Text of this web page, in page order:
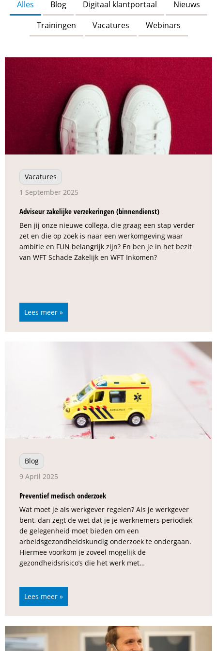
Alles Blog Digitaal klantportaal
Nieuws
Trainingen
Vacatures Webinars
Vacatures
1 September 2025
Adviseur zakelijke verzekeringen (binnendienst)
Ben jij onze nieuwe collega, die graag een stap verder
zet en die op zoek is naar een werkomgeving waar
ambitie en FUN belangrijk zijn? En ben je in het bezit
van WFT Schade Zakelijk en WFT Inkomen?
Lees meer »
Blog
9 April 2025
Preventief medisch onderzoek
Wat moet je als werkgever regelen? Als je werkgever
bent, dan zegt de wet dat je je werknemers periodiek
de gelegenheid moet bieden om een
arbeidsgezondheidskundig onderzoek te ondergaan.
Hiermee voorkom je zoveel mogelijk de
gezondheidsrisico’s die het werk met…
Lees meer »